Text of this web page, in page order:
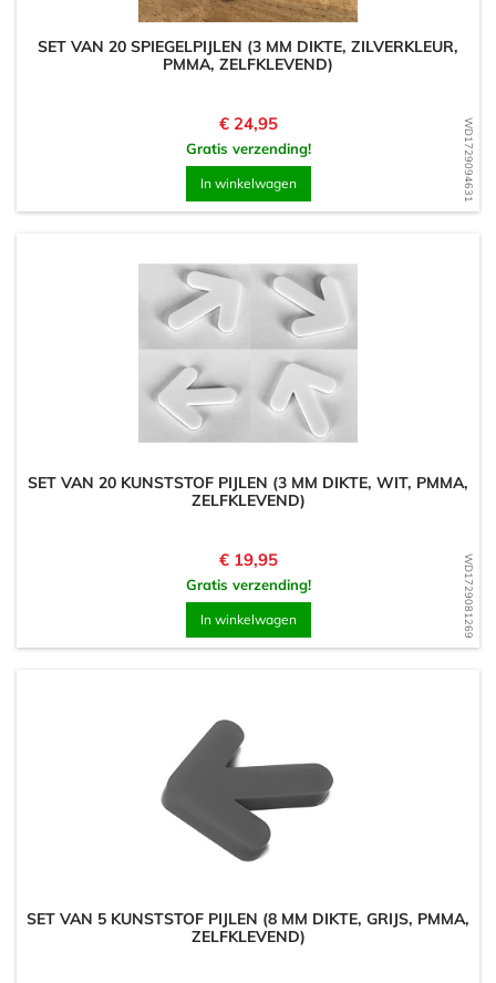
WD1729094631
SET VAN 20 SPIEGELPIJLEN (3 MM DIKTE, ZILVERKLEUR,
PMMA, ZELFKLEVEND)
Prijs
€ 24,95
Gratis verzending!
In winkelwagen
WD1729081269
SET VAN 20 KUNSTSTOF PIJLEN (3 MM DIKTE, WIT, PMMA,
ZELFKLEVEND)
Prijs
€ 19,95
Gratis verzending!
In winkelwagen
SET VAN 5 KUNSTSTOF PIJLEN (8 MM DIKTE, GRIJS, PMMA,
ZELFKLEVEND)